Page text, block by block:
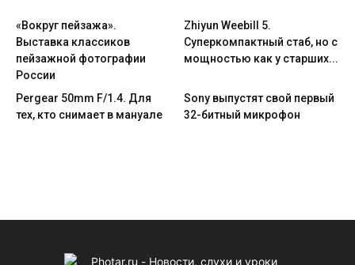
«Вокруг пейзажа».
Выставка классиков
пейзажной фотографии
России
Zhiyun Weebill 5.
Cуперкомпактный стаб, но с
мощностью как у старших...
Pergear 50mm F/1.4. Для
тех, кто снимает в мануале
Sony выпустят свой первый
32-битный микрофон